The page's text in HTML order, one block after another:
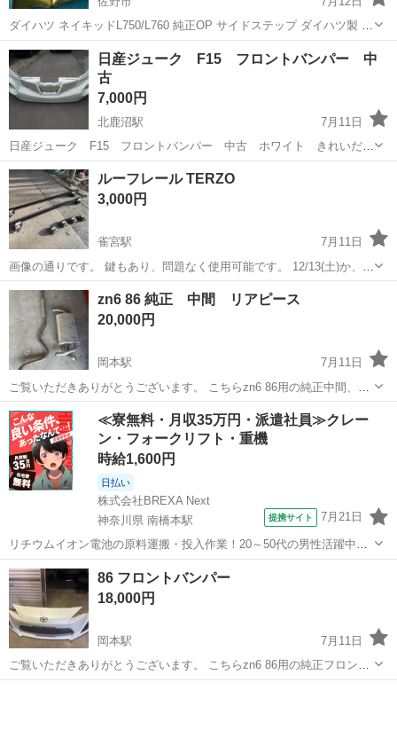
ダイハツ ネイキッドL750/L760 純正OP サイドステップ ダイハツ製 ネ
イキッド（L750/L760系） 純正オプション サイドステップセット マジ
カルギアのオプションのようです
栃木 佐野市 外装、車外用品
日産ジューク F15 フロントバンパー 中
古
7,000円
北鹿沼駅
7月11日
日産ジューク F15 フロントバンパー 中古 ホワイト きれいだと
思います。
栃木 鹿沼市
ルーフレール TERZO
3,000円
雀宮駅
7月11日
画像の通りです。 鍵もあり、問題なく使用可能です。 12/13(土)か、
12/21(日)の午前中が対応可能です。 場所はインターパークでお願いし
ます。
栃木 宇都宮市 雀宮駅 外装、車外用品
zn6 86 純正 中間 リアピース
20,000円
岡本駅
7月11日
ご覧いただきありがとうございます。 こちらzn6 86用の純正中間、リ
アピースになります。 不要になったため出品します。 排気漏れ等はな
く問題なく使えます。 値下げ不可
栃木 宇都宮市 岡本駅 外装、車外用品 ピース
≪寮無料・月収35万円・派遣社員≫クレー
ン・フォークリフト・重機
時給1,600円
日払い
株式会社BREXA Next
神奈川県 南橋本駅
提携サイト 7月21日
リチウムイオン電池の原料運搬・投入作業！20～50代の男性活躍中★
ワンルーム寮完備！赴任旅費会社負担！年間休日130日★フォークリフ
ト免許お持ちの方、活躍中！就業先食堂利用可★《神奈川県相模原
市》 人気の工場のお仕事 ◇電...
神奈川 相模原市 南橋本駅 その他
86 フロントバンパー
18,000円
岡本駅
7月11日
ご覧いただきありがとうございます。 こちらzn6 86用の純正フロント
バンパーになります。 車検用に取っておきましたが、次の車検が来る